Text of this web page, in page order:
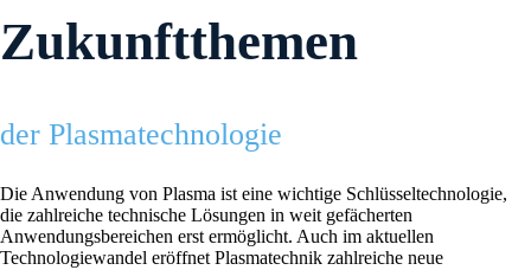
Zukunftthemen
der Plasmatechnologie
Die Anwendung von Plasma ist eine wichtige Schlüsseltechnologie,
die zahlreiche technische Lösungen in weit gefächerten
Anwendungsbereichen erst ermöglicht. Auch im aktuellen
Technologiewandel eröffnet Plasmatechnik zahlreiche neue